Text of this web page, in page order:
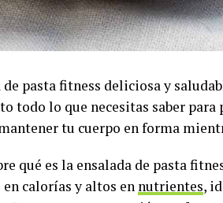
pasta fitness deliciosa y
todo lo que necesitas saber para
tu cuerpo en forma
qué es la ensalada de pasta
calorías y altos en nutrientes,